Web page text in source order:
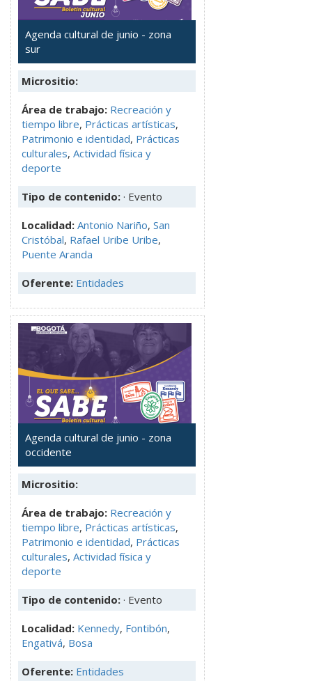
Agenda cultural de junio - zona
sur
Micrositio:
Área de trabajo: Recreación y
tiempo libre, Prácticas artísticas,
Patrimonio e identidad, Prácticas
culturales, Actividad física y
deporte
Tipo de contenido: · Evento
Localidad: Antonio Nariño, San
Cristóbal, Rafael Uribe Uribe,
Puente Aranda
Oferente: Entidades
Agenda cultural de junio - zona
occidente
Micrositio:
Área de trabajo: Recreación y
tiempo libre, Prácticas artísticas,
Patrimonio e identidad, Prácticas
culturales, Actividad física y
deporte
Tipo de contenido: · Evento
Localidad: Kennedy, Fontibón,
Engativá, Bosa
Oferente: Entidades